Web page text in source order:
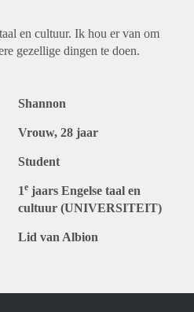
en cultuur. Ik hou er van om
gezellige dingen te doen.
Shannon
Vrouw, 28 jaar
Student
1e jaars Engelse taal en
cultuur (UNIVERSITEIT)
Lid van Albion